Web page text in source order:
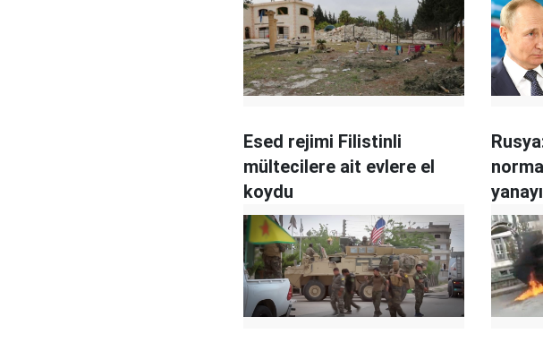
Esed rejimi Filistinli
mültecilere ait evlere el
koydu